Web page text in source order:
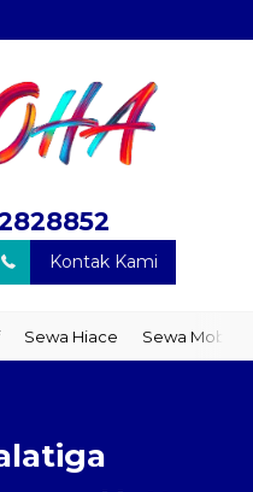
Kontak Kami
Sewa Mobil Plus Driver